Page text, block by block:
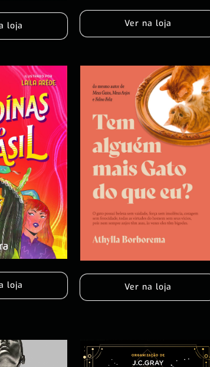
loja Ver na loja
loja
Ver na loja